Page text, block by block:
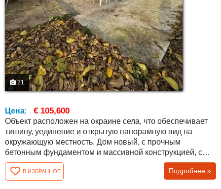
21
Цена: € 105,600
Объект расположен на окраине села, что обеспечивает
тишину, уединение и открытую панорамную вид на
окружающую местность. Дом новый, с прочным
бетонным фундаментом и массивной конструкцией, с
бетонным перекрытием. Застроенная площадь
составляет около 70 кв.м, при этом мансардный этаж
позволяет обустроить дополнительное жилое
В ИЗБРАННОЕ Подробнее »